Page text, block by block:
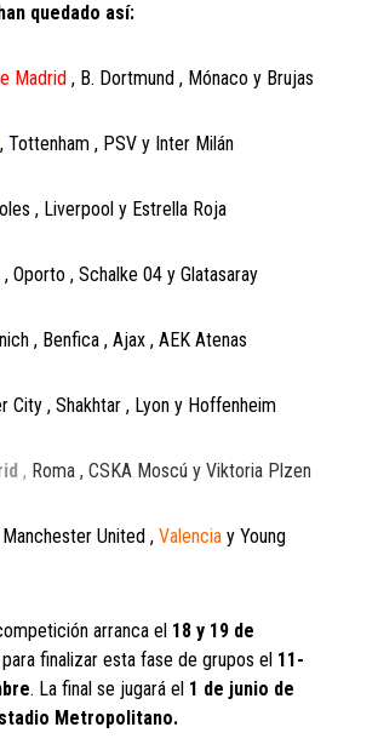
quedado así:
Madrid , B. Dortmund , Mónaco y Brujas
, Tottenham , PSV y Inter Milán
, Liverpool y Estrella Roja
Oporto , Schalke 04 y Glatasaray
, Benfica , Ajax , AEK Atenas
City , Shakhtar , Lyon y Hoffenheim
, Roma , CSKA Moscú y Viktoria Plzen
United ,Valencia y Young
arranca el 18 y 19 de
para finalizar esta fase de grupos el 11-
. La final se jugará el 1 de junio de
Metropolitano.